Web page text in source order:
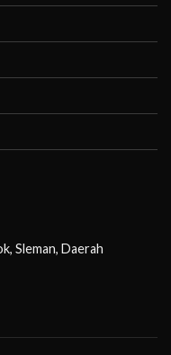
Sleman, Daerah